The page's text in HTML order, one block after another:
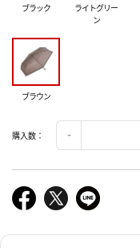
ブラック
ライトグリー
ン
ブラウン
購入数：